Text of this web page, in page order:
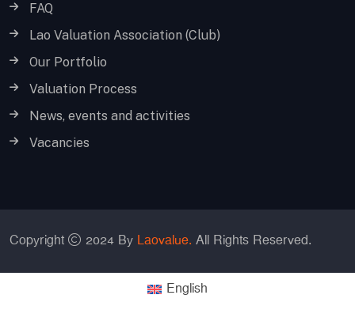
FAQ
Lao Valuation Association (Club)
Our Portfolio
Valuation Process
News, events and activities
Vacancies
Copyright 2024 By Laovalue. All Rights Reserved.
English